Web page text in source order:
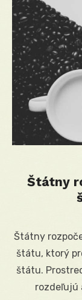
Štátny
Štátny
štátu, ktorý
štátu.
rozdeľujú